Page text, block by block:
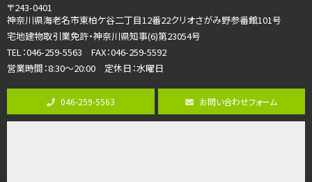
長後駅
バ11分 歩6分
全棟ＬＤＫは16帖の4ＬＤＫ！食器洗い乾燥機や浴…
第8位
3,680万円
4ＬＤＫ
さがみ野駅
〒243-0401
神奈川県海老名市東柏ケ谷二丁目12番22クリオさがみ野参番館101号
宅地建物取引業免許・神奈川県知事(6)第23054号
TEL：046-259-5563 FAX：046-259-5592
営業時間：8:30～20:00 定休日：水曜日
046-259-5563 お問い合わせフォーム